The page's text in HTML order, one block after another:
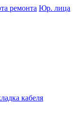
ремонта Юр. лица
кабеля